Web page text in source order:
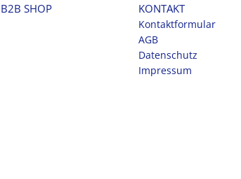
B2B SHOP KONTAKT
Kontaktformular
AGB
Datenschutz
Impressum